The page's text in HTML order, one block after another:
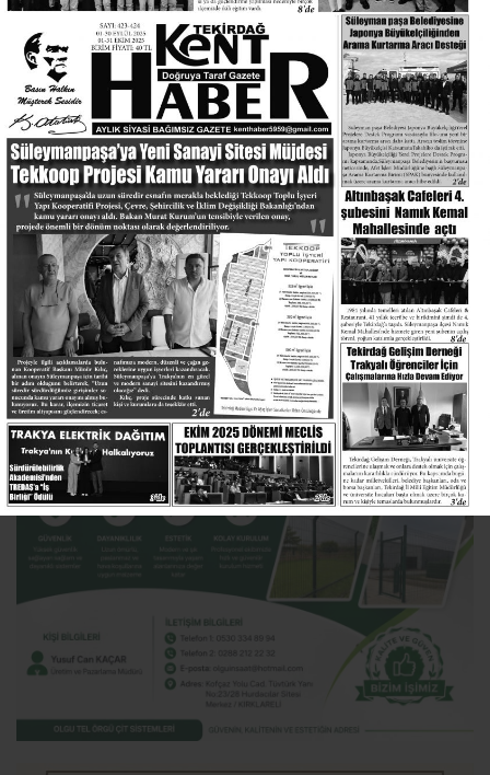
Yayınlanma Tarihi :
2024-7-22 00:25:22
Okunma Sayısı :845